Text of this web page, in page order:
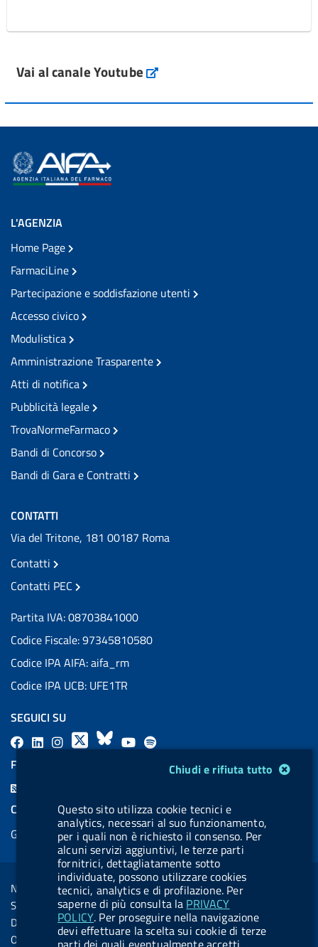
Vai al canale Youtube
Chiudi e rifiuta tutto
Questo sito utilizza cookie tecnici e
analytics, necessari al suo funzionamento,
per i quali non è richiesto il consenso. Per
alcuni servizi aggiuntivi, le terze parti
fornitrici, dettagliatamente sotto
individuate, possono utilizzare cookies
tecnici, analytics e di profilazione. Per
saperne di più consulta la PRIVACY
POLICY. Per proseguire nella navigazione
devi effettuare la scelta sui cookie di terze
L'AGENZIA
Home Page
FarmaciLine
Partecipazione e soddisfazione utenti
Accesso civico
Modulistica
Amministrazione Trasparente
Atti di notifica
Pubblicità legale
TrovaNormeFarmaco
Bandi di Concorso
Bandi di Gara e Contratti
CONTATTI
Via del Tritone, 181 00187 Roma
Contatti
Contatti PEC
Partita IVA: 08703841000
Codice Fiscale: 97345810580
Codice IPA AIFA: aifa_rm
Codice IPA UCB: UFE1TR
SEGUICI SU
F
L
l
.
b
u
t
t
o
X
B
s
k
y
Y
u
b
e
l
l
.
b
u
t
t
o
FEED RSS
COOKIES
Gestione cookie
Sezione Link Utili
Note legali
Social Media Policy
Dichiarazione di accessibilità
Obiettivi di accessibilità